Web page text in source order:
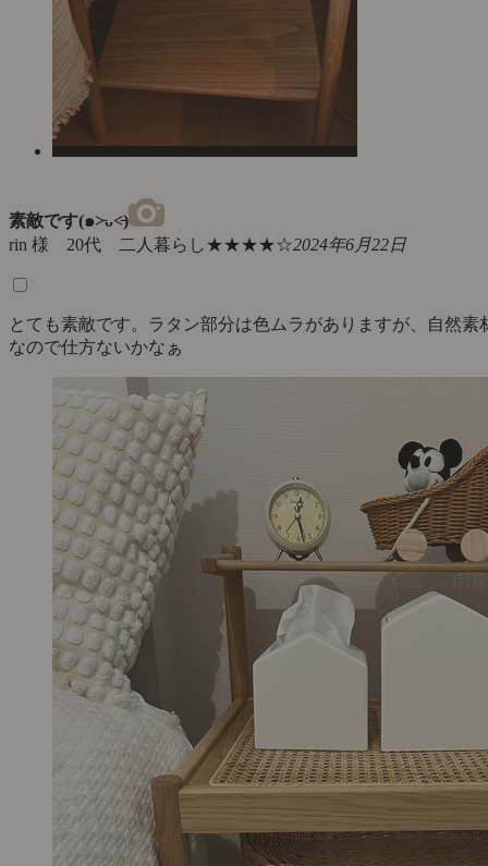
素敵です(๑˃̵ᴗ˂̵)
rin 様 20代 二人暮らし★★★★☆2024年6月22日
とても素敵です。ラタン部分は色ムラがありますが、自然素
なので仕方ないかなぁ